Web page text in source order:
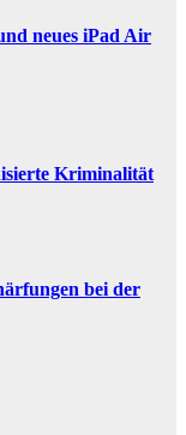
neues iPad Air
Kriminalität
bei der